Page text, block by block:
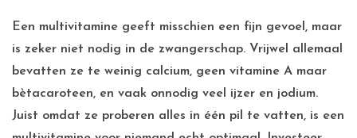
Een multivitamine geeft misschien een fijn gevoel, maar
is zeker niet nodig in de zwangerschap. Vrijwel allemaal
bevatten ze te weinig calcium, geen vitamine A maar
bètacaroteen, en vaak onnodig veel ijzer en jodium.
Juist omdat ze proberen alles in één pil te vatten, is een